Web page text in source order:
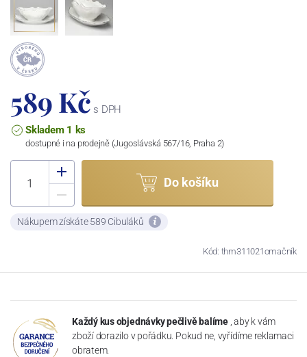
589 Kč s DPH
Skladem 1 ks
dostupné i na prodejně (Jugoslávská 567/16, Praha 2)
Do košíku
Nákupem získáte 589 Cibuláků
Kód: thm311021omačník
Každý kus objednávky pečlivě balíme , aby k vám
zboží dorazilo v pořádku. Pokud ne, vyřídíme reklamaci
obratem.